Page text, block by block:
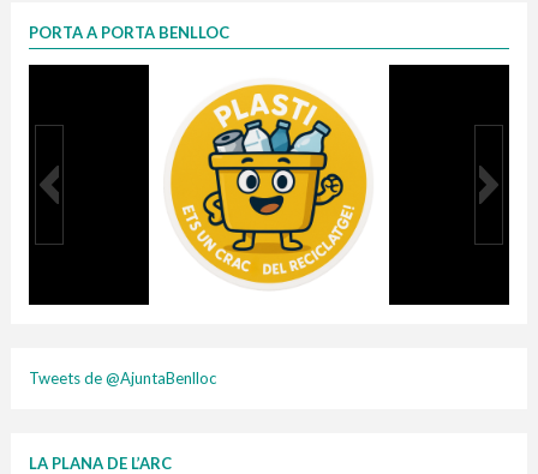
PORTA A PORTA BENLLOC
Tweets de @AjuntaBenlloc
LA PLANA DE L’ARC